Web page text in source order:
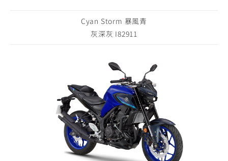
Cyan Storm 暴風青
灰深灰 I82911